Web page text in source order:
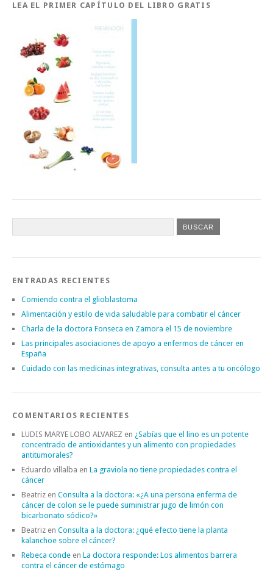
LEA EL PRIMER CAPÍTULO DEL LIBRO GRATIS
ENTRADAS RECIENTES
Comiendo contra el glioblastoma
Alimentación y estilo de vida saludable para combatir el cáncer
Charla de la doctora Fonseca en Zamora el 15 de noviembre
Las principales asociaciones de apoyo a enfermos de cáncer en
España
Cuidado con las medicinas integrativas, consulta antes a tu oncólogo
COMENTARIOS RECIENTES
LUDIS MARYE LOBO ALVAREZ en ¿Sabías que el lino es un potente
concentrado de antioxidantes y un alimento con propiedades
antitumorales?
Eduardo villalba en La graviola no tiene propiedades contra el
cáncer
Beatriz en Consulta a la doctora: «¿A una persona enferma de
cáncer de colon se le puede suministrar jugo de limón con
bicarbonato sódico?»
Beatriz en Consulta a la doctora: ¿qué efecto tiene la planta
kalanchoe sobre el cáncer?
Rebeca conde en La doctora responde: Los alimentos barrera
contra el cáncer de estómago